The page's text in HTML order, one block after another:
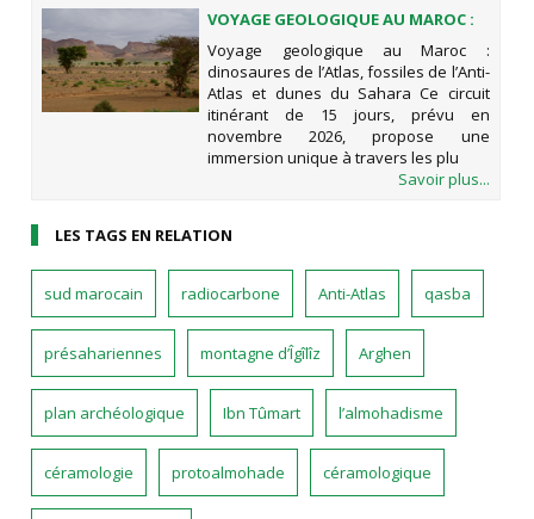
VOYAGE GEOLOGIQUE AU MAROC :
DINOSAURES DE L’ATLAS, FOSSILES
DE L’ANTI-ATLAS ET DUNES DU
SAHARA
Voyage geologique au Maroc :
dinosaures de l’Atlas, fossiles de l’Anti-
Atlas et dunes du Sahara Ce circuit
itinérant de 15 jours, prévu en
novembre 2026, propose une
immersion unique à travers les plu
Savoir plus...
LES TAGS EN RELATION
sud marocain radiocarbone Anti-Atlas qasba
présahariennes montagne d’Îgîlîz Arghen
plan archéologique Ibn Tûmart l’almohadisme
céramologie protoalmohade céramologique